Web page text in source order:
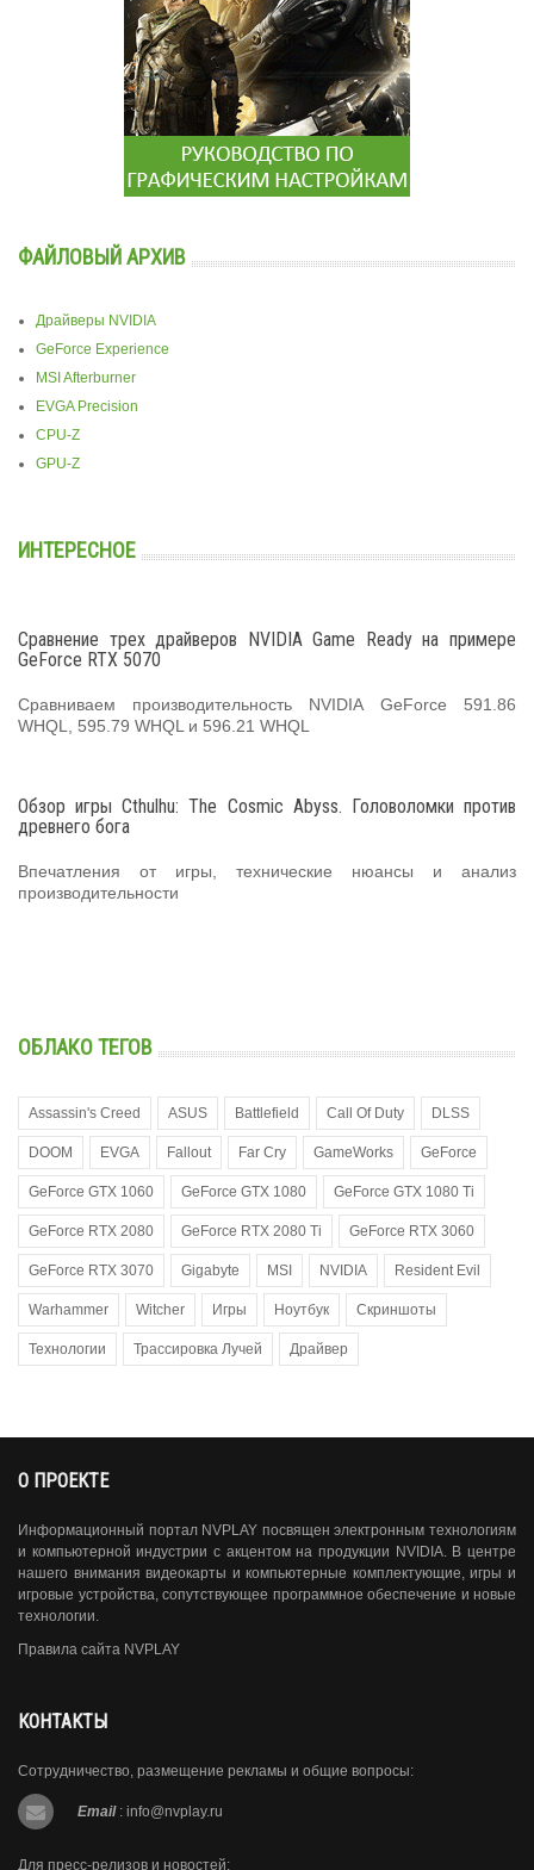
ФАЙЛОВЫЙ АРХИВ
Драйверы NVIDIA
GeForce Experience
MSI Afterburner
EVGA Precision
CPU-Z
GPU-Z
ИНТЕРЕСНОЕ
Сравнение трех драйверов NVIDIA Game Ready на примере
GeForce RTX 5070
Сравниваем производительность NVIDIA GeForce 591.86
WHQL, 595.79 WHQL и 596.21 WHQL
Обзор игры Cthulhu: The Cosmic Abyss. Головоломки против
древнего бога
Впечатления от игры, технические нюансы и анализ
производительности
ОБЛАКО ТЕГОВ
Assassin's Creed ASUS Battlefield Call Of Duty DLSS
DOOM EVGA Fallout Far Cry GameWorks GeForce
GeForce GTX 1060 GeForce GTX 1080 GeForce GTX 1080 Ti
GeForce RTX 2080 GeForce RTX 2080 Ti GeForce RTX 3060
GeForce RTX 3070 Gigabyte MSI NVIDIA Resident Evil
Warhammer Witcher Игры Ноутбук Скриншоты
Технологии Трассировка Лучей Драйвер
О ПРОЕКТЕ
Информационный портал NVPLAY посвящен электронным технологиям
и компьютерной индустрии с акцентом на продукции NVIDIA. В центре
нашего внимания видеокарты и компьютерные комплектующие, игры и
игровые устройства, сопутствующее программное обеспечение и новые
технологии.
Правила сайта NVPLAY
КОНТАКТЫ
Сотрудничество, размещение рекламы и общие вопросы:
Email : info@nvplay.ru
Для пресс-релизов и новостей: